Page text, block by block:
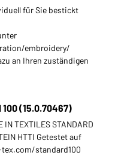
für Sie bestickt
embroidery/
an Ihren zuständigen
100 (15.0.70467)
IN TEXTILES STANDARD
HTTI Getestet auf
standard100